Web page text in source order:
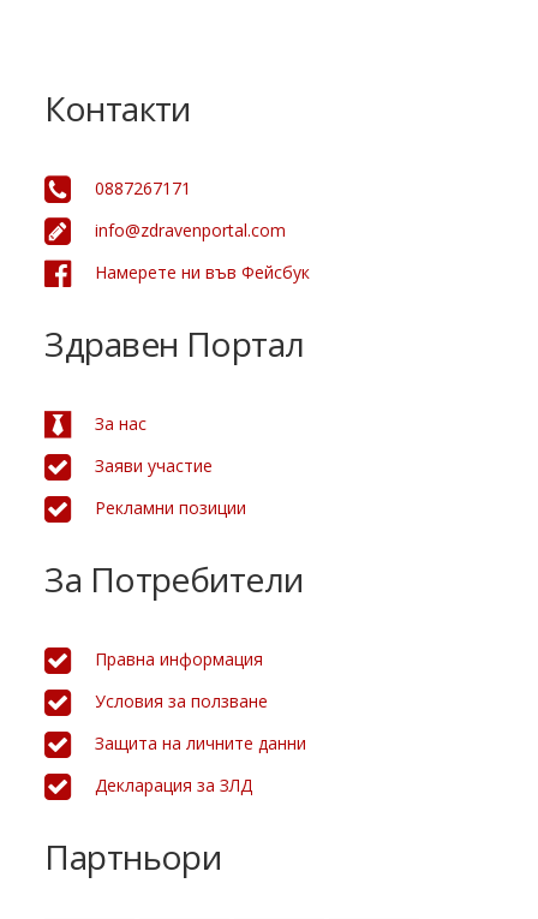
Контакти
0887267171
info@zdravenportal.com
Намерете ни във Фейсбук
Здравен Портал
За нас
Заяви участие
Рекламни позиции
За Потребители
Правна информация
Условия за ползване
Защита на личните данни
Декларация за ЗЛД
Партньори